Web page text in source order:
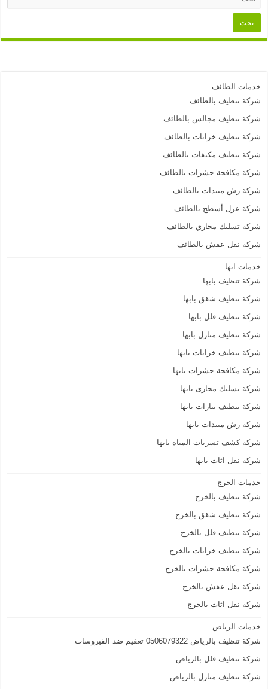
خدمات الطائف
شركة تنظيف بالطائف
شركة تنظيف مجالس بالطائف
شركة تنظيف خزانات بالطائف
شركة تنظيف مكيفات بالطائف
شركة مكافحة حشرات بالطائف
شركة رش مبيدات بالطائف
شركة عزل أسطح بالطائف
شركة تسليك مجاري بالطائف
شركة نقل عفش بالطائف
خدمات ابها
شركة تنظيف بابها
شركة تنظيف شقق بابها
شركة تنظيف فلل بابها
شركة تنظيف منازل بابها
شركة تنظيف خزانات بابها
شركة مكافحة حشرات بابها
شركة تسليك مجارى بابها
شركة تنظيف بيارات بابها
شركة رش مبيدات بابها
شركة كشف تسربات المياه بابها
شركة نقل اثاث بابها
خدمات الخرج
شركة تنظيف بالخرج
شركة تنظيف شقق بالخرج
شركة تنظيف فلل بالخرج
شركة تنظيف خزانات بالخرج
شركة مكافحة حشرات بالخرج
شركة نقل عفش بالخرج
شركة نقل اثاث بالخرج
خدمات الرياض
شركة تنظيف بالرياض 0506079322 تعقيم ضد الفيروسات
شركة تنظيف فلل بالرياض
شركة تنظيف منازل بالرياض